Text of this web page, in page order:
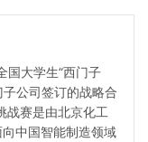
国大学生“西门子
公司签订的战略合
战赛是由北京化工
中国智能制造领域